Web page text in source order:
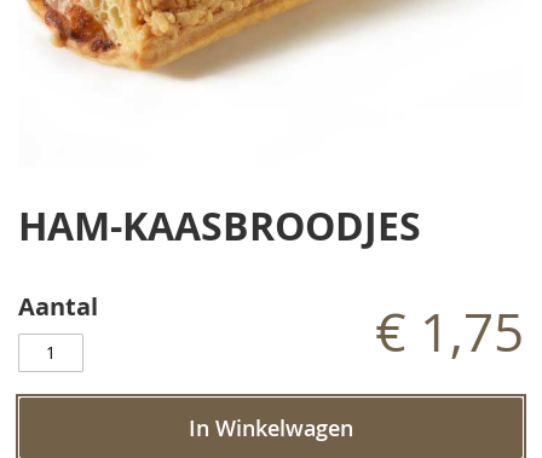
het
de
gallerij
HAM-KAASBROODJES
Aantal € 1,75
In Winkelwagen